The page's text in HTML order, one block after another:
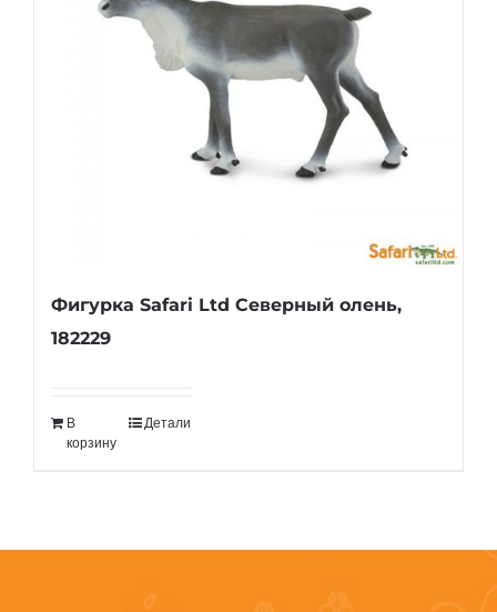
Фигурка Safari Ltd Северный олень,
182229
В
корзину
Детали